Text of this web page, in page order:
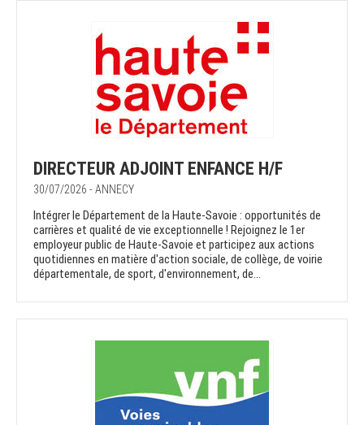
DIRECTEUR ADJOINT ENFANCE H/F
30/07/2026 - ANNECY
Intégrer le Département de la Haute-Savoie : opportunités de
carrières et qualité de vie exceptionnelle ! Rejoignez le 1er
employeur public de Haute-Savoie et participez aux actions
quotidiennes en matière d'action sociale, de collège, de voirie
départementale, de sport, d'environnement, de...